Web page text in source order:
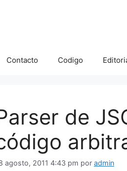
Contacto Codigo
de
agosto, 2011 4:43 pm por admin